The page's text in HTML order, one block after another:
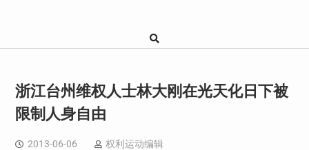
浙江台州维权人士林大刚在光天化日下被
限制人身自由
2013-06-06 权利运动编辑